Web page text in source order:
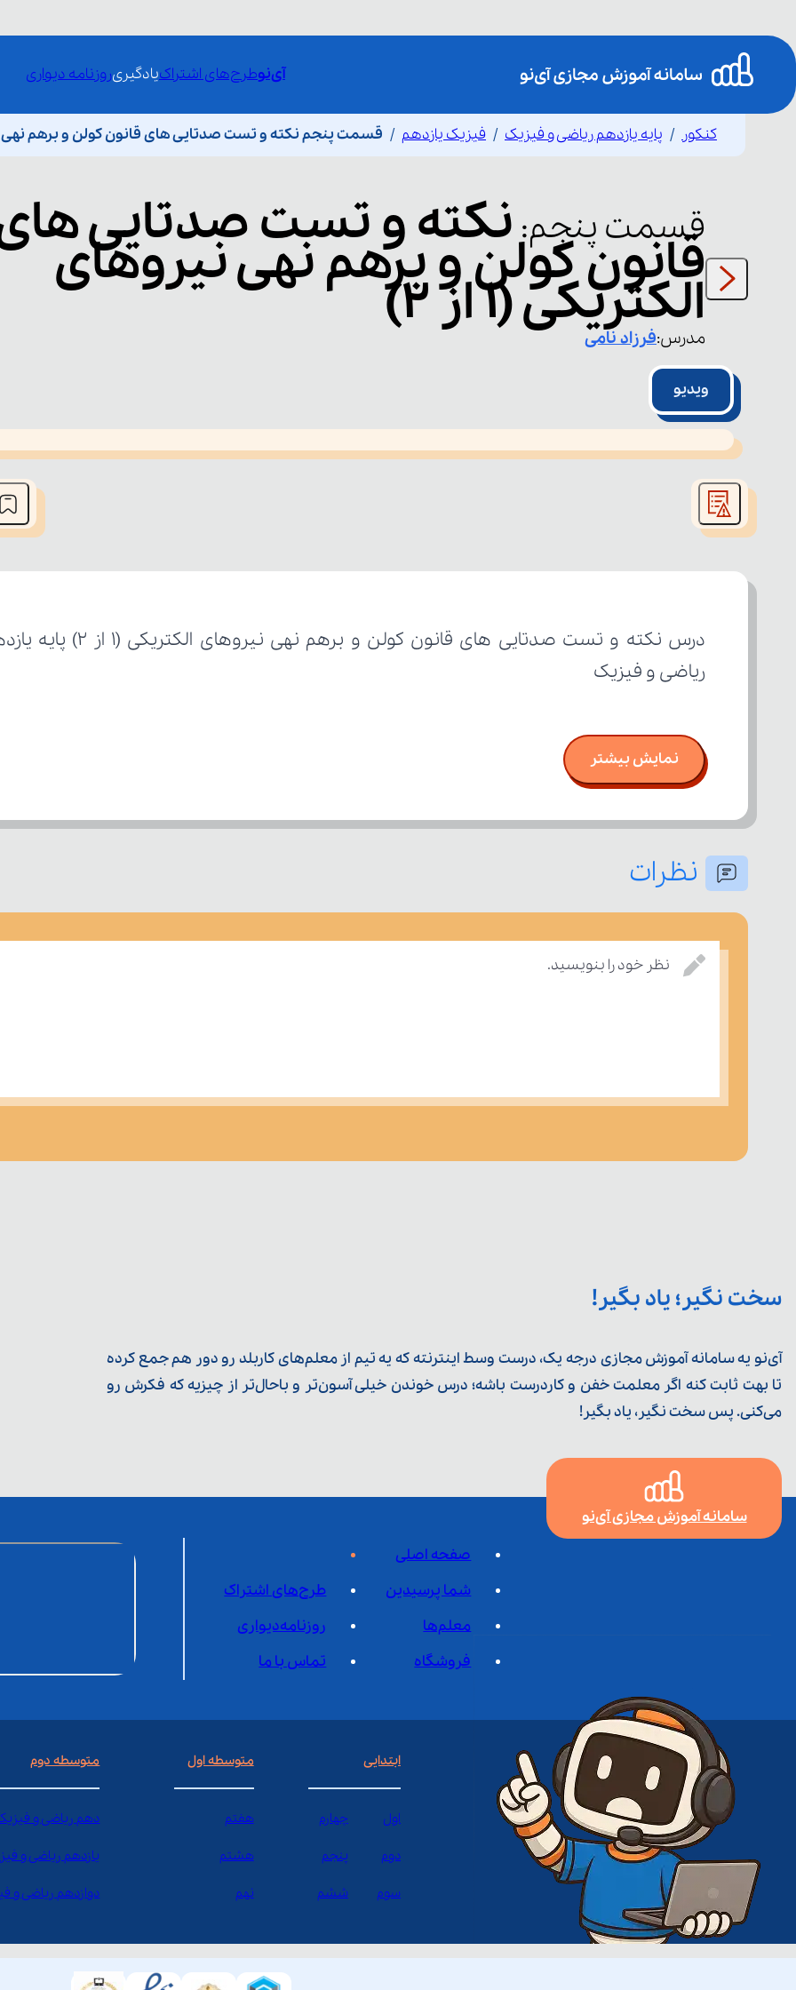
آی‌نوطرح‌های اشتراکیادگیریروزنامه دیواری
کنکور پایه یازدهم ریاضی و فیزیک فیزیک یازدهم قسمت پنجم نکته و تست صدتایی های قانون کولن و برهم نهی
قسمت پنجم: نکته و تست صدتایی
قانون کولن و برهم نهی نیروهای
الکتریکی (۱ از ۲)
مدرس:فرزادنامی
ویدیو
This
is
window.
ریاضی و فیزیک
نمایش بیشتر
نظرات
نظر خود را بنویسید.
سخت نگیر؛ یاد بگیر!
آی‌نو یه سامانه آموزش مجازی درجه یک، درست وسط اینترنته که یه تیم از معلم‌‌های کاربلد رو دور هم جمع کرده
تا بهت ثابت کنه اگر معلمت خفن و کاردرست باشه؛ درس خوندن خیلی آسون‌تر و باحال‌تر از چیزیه که فکرش رو
می‌کنی. پس سخت نگیر، یاد بگیر!
سامانه آموزش مجازی آی‌نو
صفحه اصلی
شما پرسیدین
طرح‌های اشتراک
معلم‌ها
روزنامه‌دیواری
فروشگاه
تماس با ما
ابتدایی
اول چهارم
دوم پنجم
سوم ششم
متوسطه اول
هفتم
هشتم
نهم
متوسطه دوم
دهم ریاضی و
یازدهم ریاضی و
دوازدهم ریاضی و